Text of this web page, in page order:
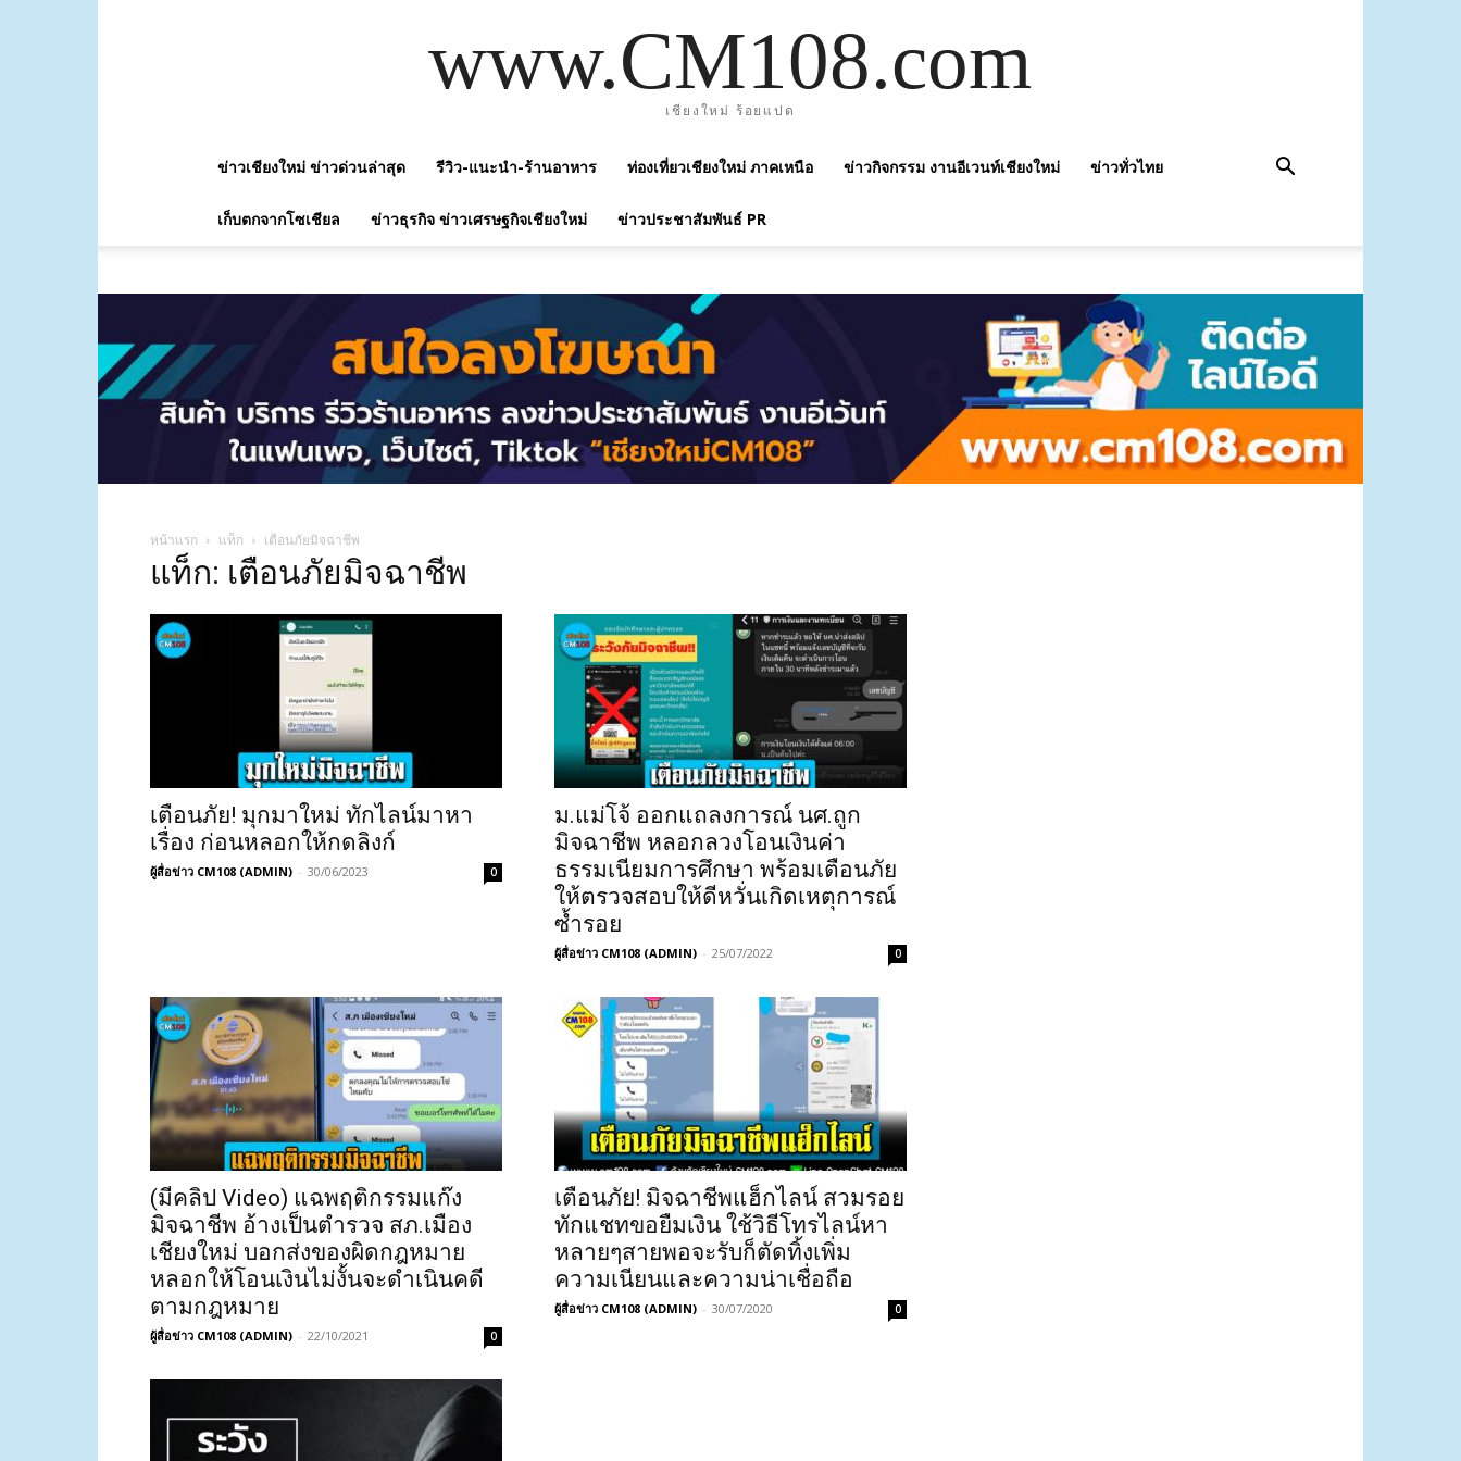
www.CM108.com
เชียงใหม่ ร้อยแปด
ข่าวเชียงใหม่ ข่าวด่วนล่าสุด รีวิว-แนะนำ-ร้านอาหาร ท่องเที่ยวเชียงใหม่ ภาคเหนือ ข่าวกิจกรรม งานอีเวนท์เชียงใหม่ ข่าวทั่วไทย
เก็บตกจากโซเชียล ข่าวธุรกิจ ข่าวเศรษฐกิจเชียงใหม่ ข่าวประชาสัมพันธ์ PR
หน้าแรก แท็ก เตือนภัยมิจฉาชีพ
แท็ก: เตือนภัยมิจฉาชีพ
เตือนภัย! มุกมาใหม่ ทักไลน์มาหา
เรื่อง ก่อนหลอกให้กดลิงก์
ผู้สื่อข่าว CM108 (ADMIN) - 30/06/2023 0
ม.แม่โจ้ ออกแถลงการณ์ นศ.ถูก
มิจฉาชีพ หลอกลวงโอนเงินค่า
ธรรมเนียมการศึกษา พร้อมเตือนภัย
ให้ตรวจสอบให้ดีหวั่นเกิดเหตุการณ์
ซ้ำรอย
ผู้สื่อข่าว CM108 (ADMIN) - 25/07/2022 0
(มีคลิป Video) แฉพฤติกรรมแก๊ง
มิจฉาชีพ อ้างเป็นตำรวจ สภ.เมือง
เชียงใหม่ บอกส่งของผิดกฎหมาย
หลอกให้โอนเงินไม่งั้นจะดำเนินคดี
ตามกฎหมาย
ผู้สื่อข่าว CM108 (ADMIN) - 22/10/2021 0
เตือนภัย! มิจฉาชีพแฮ็กไลน์ สวมรอย
ทักแชทขอยืมเงิน ใช้วิธีโทรไลน์หา
หลายๆสายพอจะรับก็ตัดทิ้งเพิ่ม
ความเนียนและความน่าเชื่อถือ
ผู้สื่อข่าว CM108 (ADMIN) - 30/07/2020 0